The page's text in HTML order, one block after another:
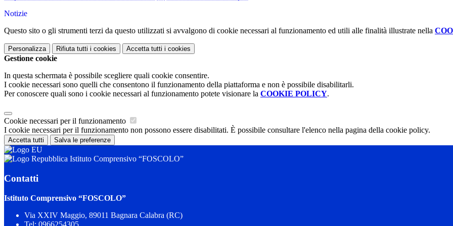
Notizie
Questo sito o gli strumenti terzi da questo utilizzati si avvalgono di cookie necessari al funzionamento ed utili alle finalità illustrate nella
Personalizza Rifiuta tutti i cookies Accetta tutti i cookies
Gestione cookie
In questa schermata è possibile scegliere quali cookie consentire.
I cookie necessari sono quelli che consentono il funzionamento della piattaforma e non è possibile disabilitarli.
Per conoscere quali sono i cookie necessari al funzionamento potete visionare la COOKIE POLICY.
Cookie necessari per il funzionamento
I cookie necessari per il funzionamento non possono essere disabilitati. È possibile consultare l'elenco nella pagina della cookie policy.
Accetta tutti Salva le preferenze
Istituto Comprensivo “FOSCOLO”
Contatti
Istituto Comprensivo “FOSCOLO”
Via XXIV Maggio, 89011 Bagnara Calabra (RC)
Tel: 0966254305